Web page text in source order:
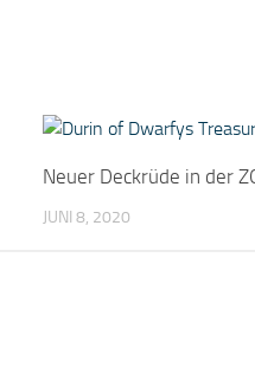
Neuer Deckrüde in der
JUNI 8, 2020